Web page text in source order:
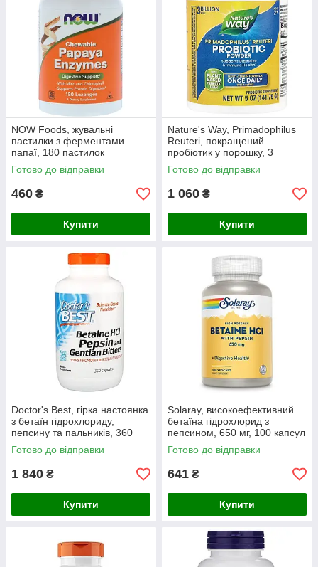
NOW Foods, жувальні
пастилки з ферментами
папаї, 180 пастилок
Готово до відправки
460 ₴
Купити
Nature's Way, Primadophilus
Reuteri, покращений
пробіотик у порошку, 3
мільярда КУО, 141,75 г
Готово до відправки
1 060 ₴
Купити
Doctor's Best, гірка настоянка
з бетаїн гідрохлориду,
пепсину та пальників, 360
капсул
Готово до відправки
1 840 ₴
Купити
Solaray, високоефективний
бетаїна гідрохлорид з
пепсином, 650 мг, 100 капсул
Готово до відправки
641 ₴
Купити